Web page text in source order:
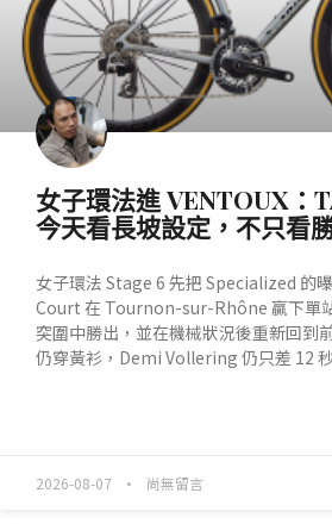
女子環法進 VENTOUX：
今天看長坡設定，不只看
女子環法 Stage 6 先把 Specialized 的
Court 在 Tournon-sur-Rhône 贏下單
突圍中勝出，並在機械狀況後重新回到
仍穿黃衫，Demi Vollering 仍只差 12
2026-08-07 尚無留言